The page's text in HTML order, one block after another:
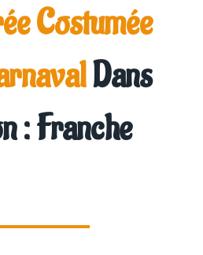
Costumée
Dans
: Franche